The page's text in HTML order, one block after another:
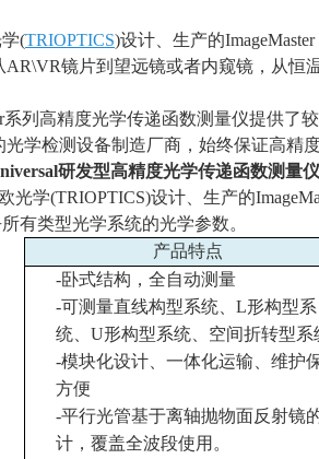
(TRIOPTICS)设计、生产的ImageMaster
AR\VR镜片到望远镜或者内窥镜，从恒
系列高精度光学传递函数测量仪提供
光学检测设备制造厂商，始终保证高精
研发型高精度光学传递函数测量仪
光学(TRIOPTICS)设计、生产的
有类型光学系统的光学参数。
产品特点
-卧式结构，全自动测量
-可测量直线构型系统、 L形构型系
统、 U形构型系统、空间折转型系
-模块化设计、一体化运输、维护
方便
-平行光管基于离轴抛物面反射镜
计，覆盖全波段使用。